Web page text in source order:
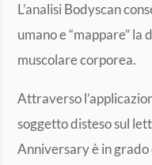
L’analisi Bodyscan
umano e “mappare”
muscolare corporea.
Attraverso
soggetto disteso sul
Anniversary è in grado